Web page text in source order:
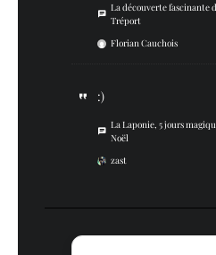
La découverte fascinante
Tréport
Florian Cauchois
:)
La Laponie, 5 jours
Noël
zast